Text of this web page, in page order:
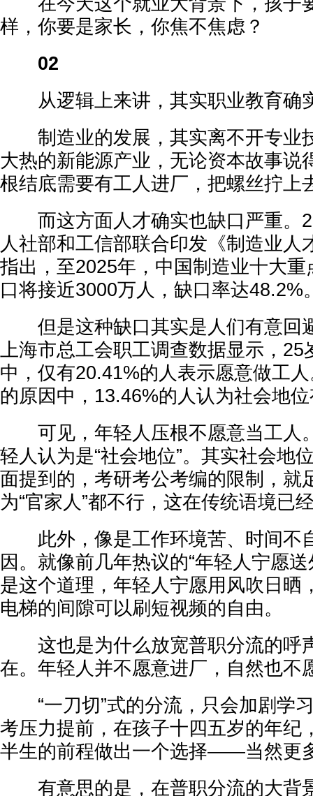
样，你要是家长，你焦不焦虑？
02
从逻辑上来讲，其实职业教育确
制造业的发展，其实离不开专业
大热的新能源产业，无论资本故事说
根结底需要有工人进厂，把螺丝拧上
而这方面人才确实也缺口严重。
人社部和工信部联合印发《制造业人
指出，至2025年，中国制造业十大
口将接近3000万人，缺口率达48.2%
但是这种缺口其实是人们有意回
上海市总工会职工调查数据显示，25
中，仅有20.41%的人表示愿意做工
的原因中，13.46%的人认为社会地
可见，年轻人压根不愿意当工人
轻人认为是“社会地位”。其实社会地
面提到的，考研考公考编的限制，
为“官家人”都不行，这在传统语境已
此外，像是工作环境苦、时间不
因。就像前几年热议的“年轻人宁愿
是这个道理，年轻人宁愿用风吹日晒
电梯的间隙可以刷短视频的自由。
这也是为什么放宽普职分流的呼
在。年轻人并不愿意进厂，自然也不
“一刀切”式的分流，只会加剧学
考压力提前，在孩子十四五岁的年纪
半生的前程做出一个选择——当然更
有意思的是，在普职分流的大背